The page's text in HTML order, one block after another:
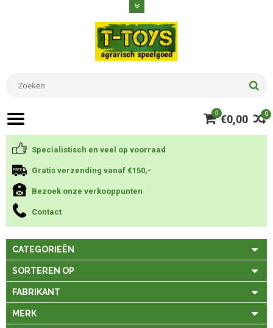
0
0 €0,00
Specialistisch en veel op voorraad
Gratis verzending vanaf €150,-
Bezoek onze verkooppunten
Contact
CATEGORIEËN
SORTEREN OP
FABRIKANT
MERK